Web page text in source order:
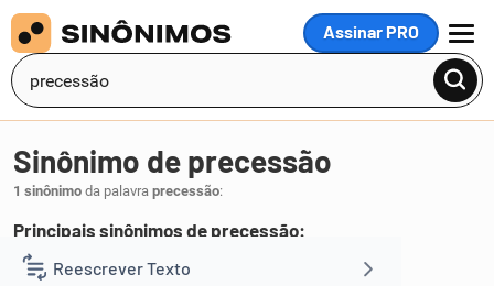
Assinar PRO
MENU
Reescrever Texto
Sinônimo de precessão
1 sinônimo da palavra precessão:
Principais sinônimos de precessão:
1 precedência.